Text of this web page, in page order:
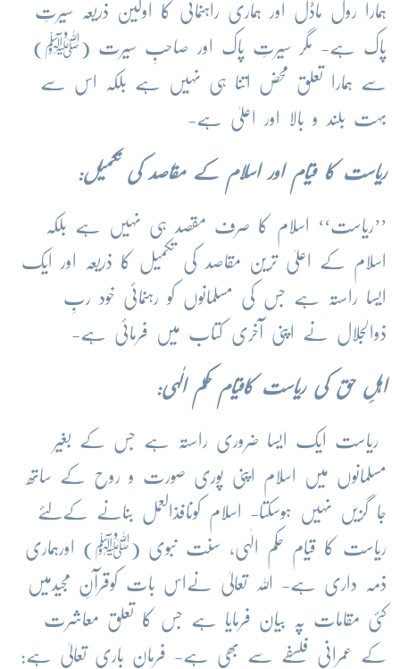
ہمارا رول ماڈل اور ہماری راہنمائی کا اولین ذریعہ سیرتِ
پاک ہے- مگر سیرتِ پاک اور صاحبِ سیرت (ﷺ)
سے ہمارا تعلق محض اتنا ہی نہیں ہے بلکہ اس سے
بہت بلند و بالا اور اعلیٰ ہے-
ریاست کا قیام اور اسلام کے مقاصد کی تکمیل:
’’ریاست‘‘ اسلام کا صرف مقصد ہی نہیں ہے بلکہ
اسلام کے اعلیٰ ترین مقاصد کی تکمیل کا ذریعہ اور ایک
ایسا راستہ ہے جس کی مسلمانوں کو رہنمائی خود ربِ
ذوالجلال نے اپنی آخری کتاب میں فرمائی ہے-
اہلِ حق کی ریاست کاقیام حکم الٰہی:
ریاست ایک ایسا ضروری راستہ ہے جس کے بغیر
مسلمانوں میں اسلام اپنی پوری صورت و روح کے ساتھ
جا گزیں نہیں ہوسکتا- اسلام کونافذالعمل بنانے کےلئے
ریاست کا قیام حکم الٰہی، سنت نبوی (ﷺ) اورہماری
ذمہ داری ہے- اللہ تعالیٰ نےاس بات کوقرآنِ مجیدمیں
کئی مقامات پہ بیان فرمایا ہے جس کا تعلق معاشرت
کے عمرانی فلسفے سے بھی ہے- فرمانِ باری تعالیٰ ہے: